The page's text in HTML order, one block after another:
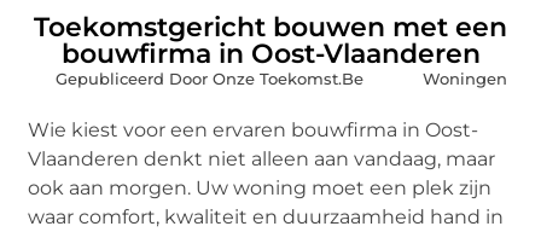
Toekomstgericht bouwen met een
bouwfirma in Oost-Vlaanderen
Gepubliceerd Door Onze Toekomst.Be Woningen
Wie kiest voor een ervaren bouwfirma in Oost-
Vlaanderen denkt niet alleen aan vandaag, maar
ook aan morgen. Uw woning moet een plek zijn
waar comfort, kwaliteit en duurzaamheid hand in